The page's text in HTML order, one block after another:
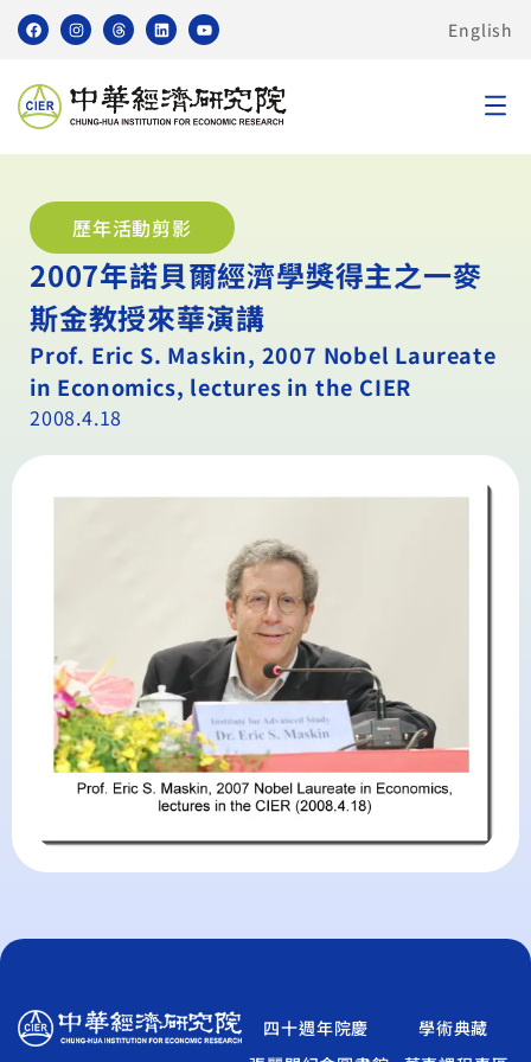
English
歷年活動剪影
2007年諾貝爾經濟學獎得主之一麥
斯金教授來華演講
Prof. Eric S. Maskin, 2007 Nobel Laureate
in Economics, lectures in the CIER
2008.4.18
四十週年院慶
學術典藏